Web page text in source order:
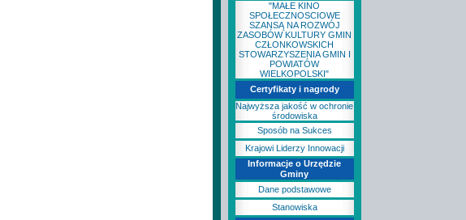
"MAŁE KINO
SPOŁECZNOSCIOWE
SZANSĄ NA ROZWÓJ
ZASOBÓW KULTURY GMIN
CZŁONKOWSKICH
STOWARZYSZENIA GMIN I
POWIATÓW
WIELKOPOLSKI"
Certyfikaty i nagrody
Najwyższa jakość w ochronie
środowiska
Sposób na Sukces
Krajowi Liderzy Innowacji
Informacje o Urzędzie
Gminy
Dane podstawowe
Stanowiska